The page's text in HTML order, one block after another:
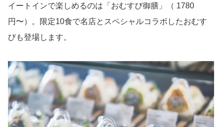
イートインで楽しめるのは「おむすび御膳」（ 1780
円〜）。限定10食で名店とスペシャルコラボしたおむす
びも登場します。